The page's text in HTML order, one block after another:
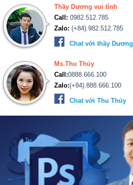
Thầy Dương vui tính
Call: 0982.512.785
Zalo: (+84).982.512.785
Chat với thầy Dương
Ms.Thu Thủy
Call:0888.666.100
Zalo:(+84).888.666.100
Chat với Thu Thủy